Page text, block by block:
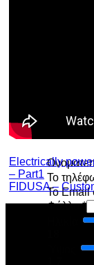
To
Το Email
Φύλλο*
Electrically
– Part1
FIDUSA –